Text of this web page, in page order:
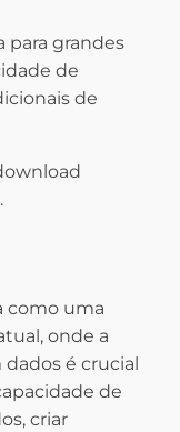
para grandes
de
de
como uma
onde a
é crucial
de
criar